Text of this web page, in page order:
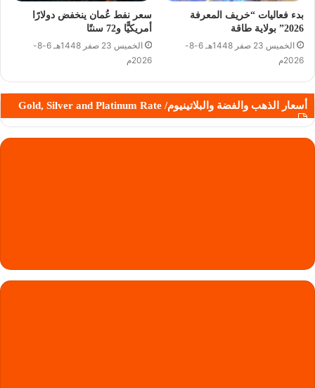
بدء فعاليات “خريف المعرفة
2026” بولاية طاقة
الخميس 23 صفر 1448هـ 6-8-
2026م
سعر نفط عُمان ينخفض دولارًا
أمريكيًّا و72 سنتًا
الخميس 23 صفر 1448هـ 6-8-
2026م
أسعار الذهب والفضة والبلاتينيوم/ Gold, Silver and Platinum Rate